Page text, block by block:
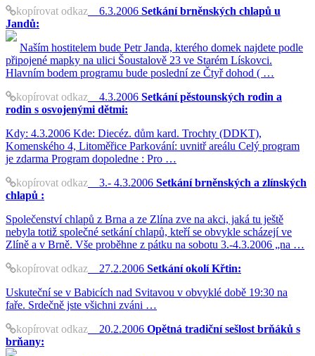
kopírovat odkaz 6.3.2006 Setkání brněnských chlapů u
Jandů:
Naším hostitelem bude Petr Janda, kterého domek najdete podle
připojené mapky na ulici Šoustalově 23 ve Starém Lískovci.
Hlavním bodem programu bude poslední ze Čtyř dohod ( …
kopírovat odkaz 4.3.2006 Setkání pěstounských rodin a
rodin s osvojenými dětmi:
Kdy: 4.3.2006 Kde: Diecéz. dům kard. Trochty (DDKT),
Komenského 4, Litoměřice Parkování: uvnitř areálu Celý program
je zdarma Program dopoledne : Pro …
kopírovat odkaz 3.- 4.3.2006 Setkání brněnských a zlínských
chlapů :
Společenství chlapů z Brna a ze Zlína zve na akci, jaká tu ještě
nebyla totiž společné setkání chlapů, kteří se obvykle scházejí ve
Zlíně a v Brně. Vše proběhne z pátku na sobotu 3.-4.3.2006 „na …
kopírovat odkaz 27.2.2006 Setkání okolí Křtin:
Uskuteční se v Babicích nad Svitavou v obvyklé době 19:30 na
faře. Srdečně jste všichni zváni …
kopírovat odkaz 20.2.2006 Opětná tradiční sešlost brňáků s
brňany: